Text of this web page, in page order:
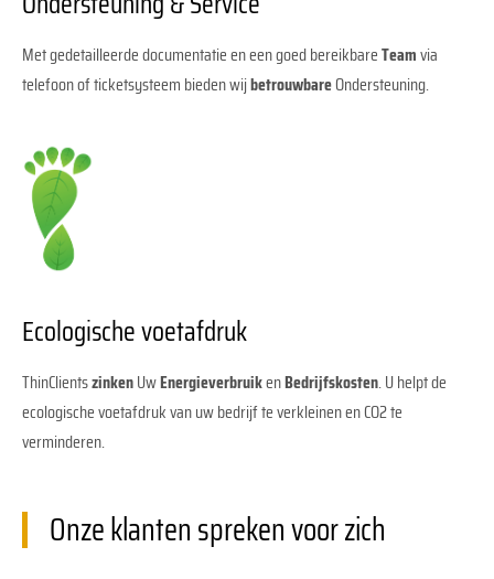
Met gedetailleerde documentatie en een goed bereikbareTeamvia
telefoon of ticketsysteem bieden wijbetrouwbareOndersteuning.
Ecologische voetafdruk
ThinClientszinkenUwEnergieverbruikenBedrijfskosten. U helpt de
ecologische voetafdruk van uw bedrijf te verkleinen en CO2 te
verminderen.
Onze klanten spreken voor zich